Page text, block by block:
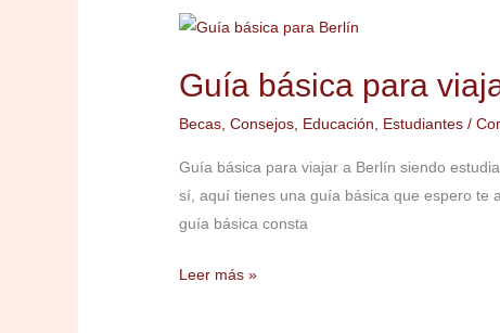
Guía básica para
Becas ,Consejos Educación Estudiantes /
Guía básica para viajar a Berlín siendo
sí, aquí tienes una guía básica que espero te
guía básica consta
Guía
para
Berlín
siendo
estudiante
Leer más »